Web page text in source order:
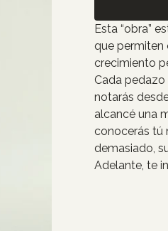
Esta “obra”
que permiten
crecimiento
Cada
notarás
alcancé una
conocerás tú
demasiado,
Adelante, te